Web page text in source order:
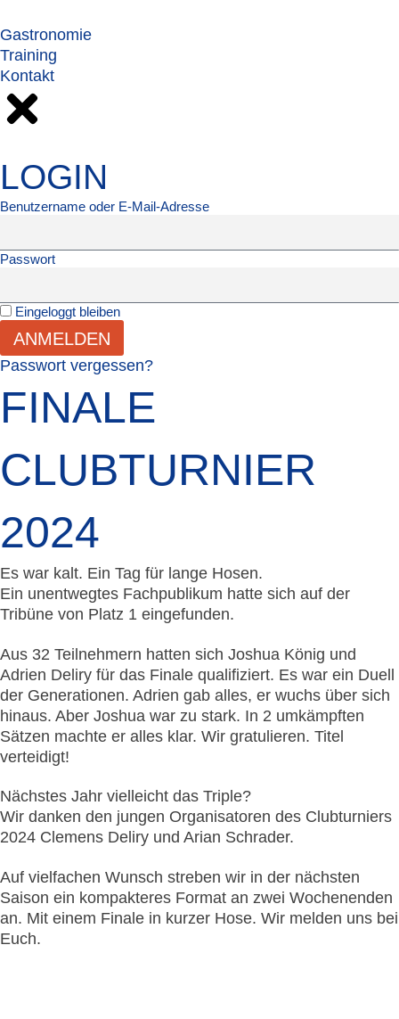
Gastronomie
Training
Kontakt
LOGIN
Benutzername oder E-Mail-Adresse
Passwort
Eingeloggt bleiben
ANMELDEN
Passwort vergessen?
FINALE
CLUBTURNIER
2024
Es war kalt. Ein Tag für lange Hosen.
Ein unentwegtes Fachpublikum hatte sich auf der
Tribüne von Platz 1 eingefunden.
Aus 32 Teilnehmern hatten sich Joshua König und
Adrien Deliry für das Finale qualifiziert. Es war ein Duell
der Generationen. Adrien gab alles, er wuchs über sich
hinaus. Aber Joshua war zu stark. In 2 umkämpften
Sätzen machte er alles klar. Wir gratulieren. Titel
verteidigt!
Nächstes Jahr vielleicht das Triple?
Wir danken den jungen Organisatoren des Clubturniers
2024 Clemens Deliry und Arian Schrader.
Auf vielfachen Wunsch streben wir in der nächsten
Saison ein kompakteres Format an zwei Wochenenden
an. Mit einem Finale in kurzer Hose. Wir melden uns bei
Euch.